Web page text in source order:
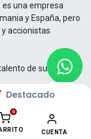
Destacado
0
CUENTA
una empresa
y España, pero
accionistas
de su gente.